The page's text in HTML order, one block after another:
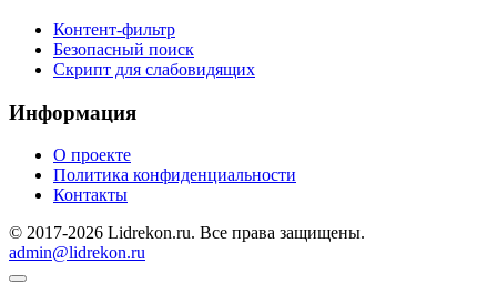
Контент-фильтр
Безопасный поиск
Скрипт для слабовидящих
Информация
О проекте
Политика конфиденциальности
Контакты
© 2017-2026 Lidrekon.ru. Все права защищены.
admin@lidrekon.ru